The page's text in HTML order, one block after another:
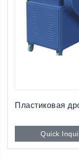
Пластиковая
Quick